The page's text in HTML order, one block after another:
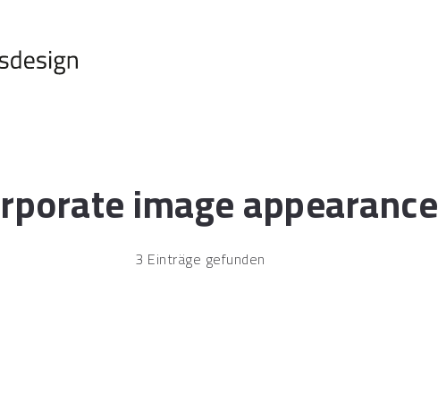
image appearance
3 Einträge gefunden